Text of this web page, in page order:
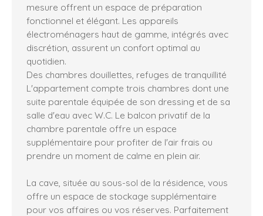
mesure offrent un espace de préparation
fonctionnel et élégant. Les appareils
électroménagers haut de gamme, intégrés avec
discrétion, assurent un confort optimal au
quotidien.
Des chambres douillettes, refuges de tranquillité
L'appartement compte trois chambres dont une
suite parentale équipée de son dressing et de sa
salle d'eau avec W.C. Le balcon privatif de la
chambre parentale offre un espace
supplémentaire pour profiter de l'air frais ou
prendre un moment de calme en plein air.
La cave, située au sous-sol de la résidence, vous
offre un espace de stockage supplémentaire
pour vos affaires ou vos réserves. Parfaitement